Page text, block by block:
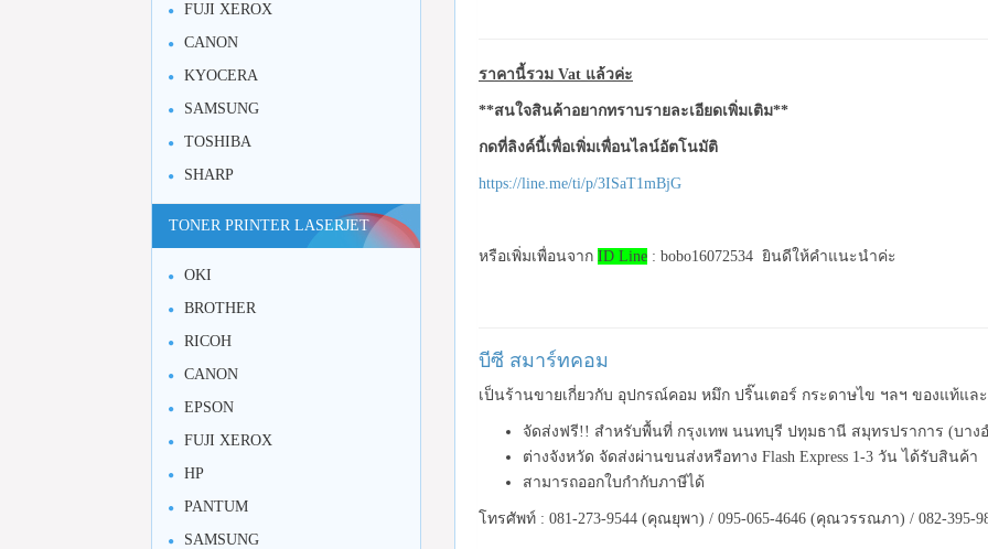
ราคานี้รวม Vat แล้วค่ะ
**สนใจสินค้าอยากทราบรายละเอียดเพิ่มเติม**
กดที่ลิงค์นี้เพื่อเพิ่มเพื่อนไลน์อัตโนมัติ
https://line.me/ti/p/3ISaT1mBjG
หรือเพิ่มเพื่อนจาก ID Line : bobo16072534 ยินดีให้คำแนะนำค่ะ
บีซี สมาร์ทคอม
เป็นร้านขายเกี่ยวกับ อุปกรณ์คอม หมึก ปริ๊นเตอร์ กระดาษไข ฯลฯ ของแท้แล
จัดส่งฟรี!! สำหรับพื้นที่ กรุงเทพ นนทบุรี ปทุมธานี สมุทรปราการ (บาง
ต่างจังหวัด จัดส่งผ่านขนส่งหรือทาง Flash Express 1-3 วัน ได้รับสินค้า
สามารถออกใบกำกับภาษีได้
โทรศัพท์ : 081-273-9544 (คุณยุพา) / 095-065-4646 (คุณวรรณภา) / 082-395-
FUJI XEROX
CANON
KYOCERA
SAMSUNG
TOSHIBA
SHARP
TONER PRINTER LASERJET
OKI
BROTHER
RICOH
CANON
EPSON
FUJI XEROX
HP
PANTUM
SAMSUNG